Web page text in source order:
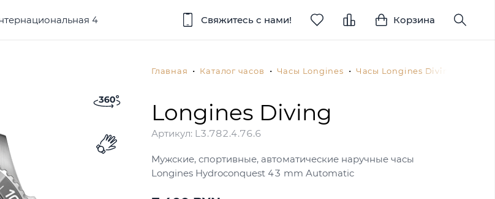
4 Свяжитесь с нами! Корзина
Главная Каталог часов Часы Longines Часы Longines Diving
Longines Diving
Артикул: L3.782.4.76.6
Мужские, спортивные, автоматические наручные часы
Longines Hydroconquest 43 mm Automatic